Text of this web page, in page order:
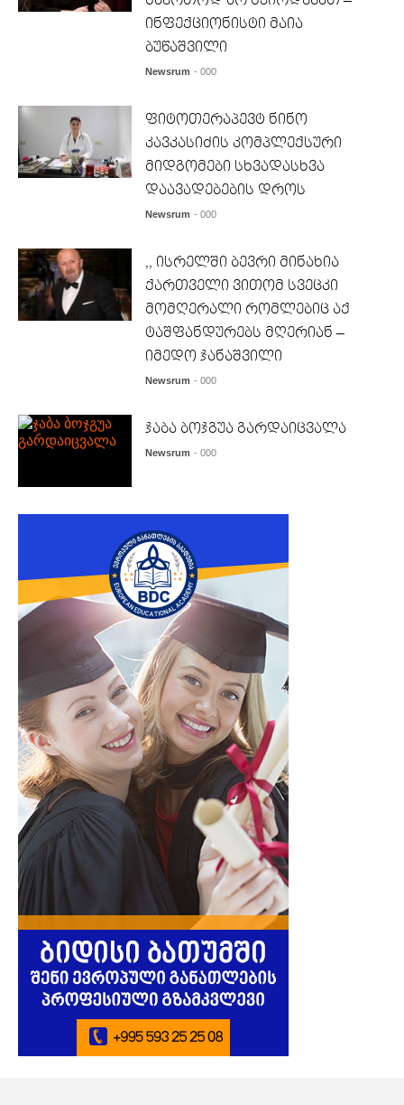
ინფექციონისტი მაია
ბუწაშვილი
Newsrum - 000
ფიტოთერაპევტ ნინო
კავკასიძის კომპლექსური
მიდგომები სხვადასხვა
დაავადებების დროს
Newsrum - 000
,, ისრელში ბევრი მინახია
ქართველი ვითომ სვეცკი
მომღერალი რომლებიც აქ
ტაშფანდურებს მღერიან –
იმედო ჯანაშვილი
Newsrum - 000
ჯაბა ბოჯგუა გარდაიცვალა
Newsrum - 000